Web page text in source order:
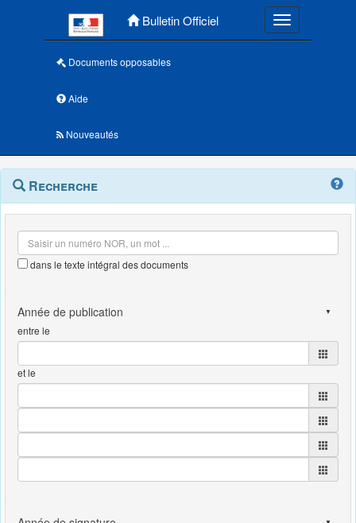
Bulletin Officiel Toggle
Documents opposables
Aide
Nouveautés
Navigation
outils
Menu
contextuel
Recherche
dans le texte intégral des documents
entre le
et le